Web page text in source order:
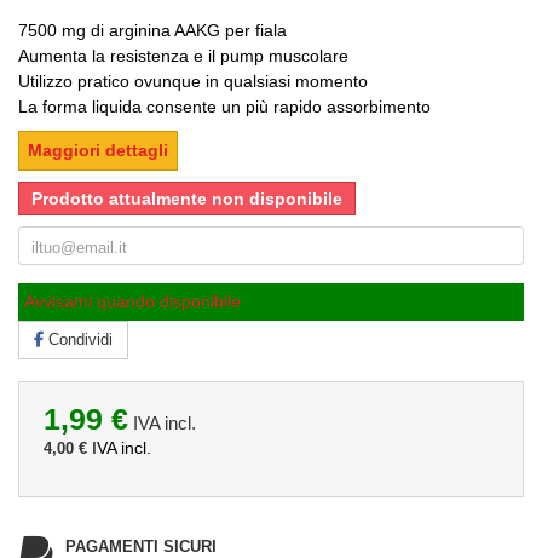
7500 mg di arginina AAKG per fiala
Aumenta la resistenza e il pump muscolare
Utilizzo pratico ovunque in qualsiasi momento
La forma liquida consente un più rapido assorbimento
Maggiori dettagli
Prodotto attualmente non disponibile
Avvisami quando disponibile
Condividi
1,99 € IVA incl.
4,00 € IVA incl.
PAGAMENTI SICURI